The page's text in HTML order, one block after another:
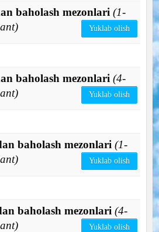
baholash mezonlari (1-
Yuklab olish
baholash mezonlari (4-
Yuklab olish
baholash mezonlari (1-
Yuklab olish
baholash mezonlari (4-
Yuklab olish